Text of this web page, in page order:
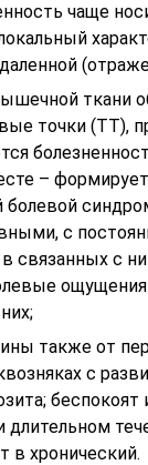
чаще
ткани
точки (ТТ),
–
болевой
с
связанных с
ощущения
также от
с
длительном
в хронический.